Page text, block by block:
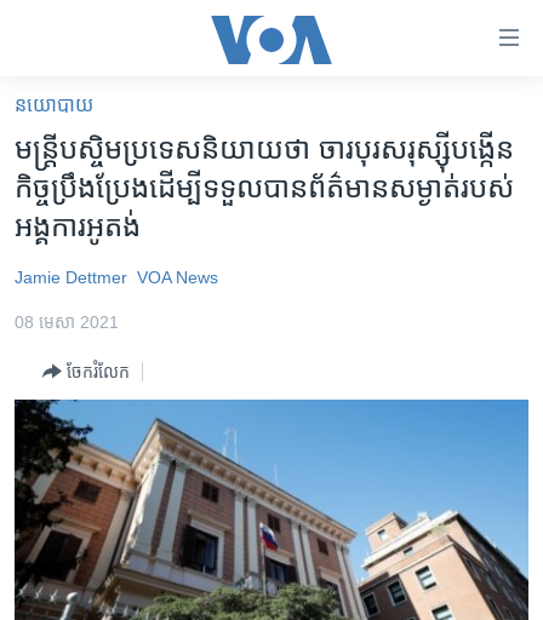
គេហទំព័រ​
ទាក់ទង
និង​
ចូល​
ទំព័រ​
ព័ត៌មាន​​
រំលង​
ចូល​
ទៅ​
ទំព័រ​
រចនា
សម្ព័ន្ធ​
រំលង​
អន្តរជាតិ
អាមេរិក
ព្រឹត្តិការណ៍ព័ត៌មាន
ទូរទស្សន៍ / វីដេអូ​
វិទ្យុ / ផតខាសថ៍
កម្មវិធីទាំងអស់
Khmer English
នយោបាយ
មន្ត្រី​​បស្ចិម​ប្រទេស​និយាយ​ថា ចារបុរស​រុស្ស៊ី​បង្កើន​
កិច្ចប្រឹងប្រែង​ដើម្បី​ទទួល​បាន​ព័ត៌មាន​សម្ងាត់​របស់​
អង្គការ​អូតង់
Jamie Dettmer VOA News
08 មេសា 2021
ចែករំលែក